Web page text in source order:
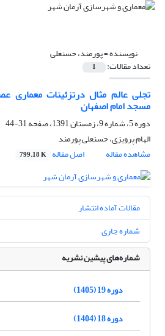
نویسنده =پورمند، حسنعلی
تعداد مقالات: 1
تجلی عالم مثال درتزئینات معماری
مسجد امام اصفهان
دوره 5، شماره 9، زمستان 1391، صفحه
31-44
الهام پرویزی، حسنعلی پورمند
مشاهده مقاله
اصل مقاله 799.18 K
مقالات آماده انتشار
شماره جاری
شماره‌های پیشین نشریه
دوره 19 (1405)
دوره 18 (1404)